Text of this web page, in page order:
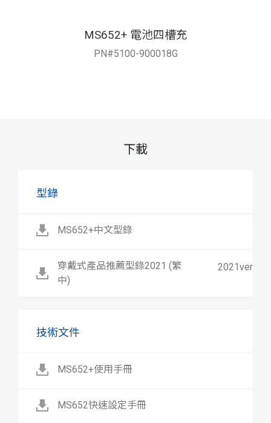
MS652+ 電池四槽充
PN#5100-900018G
下載
型錄
MS652+中文型錄
穿戴式產品推薦型錄2021 (繁
中)
2021ver.
技術文件
MS652+使用手冊
MS652快速設定手冊